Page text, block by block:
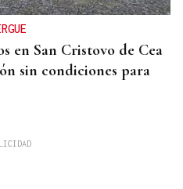
en San Cristovo de Cea
sin condiciones para